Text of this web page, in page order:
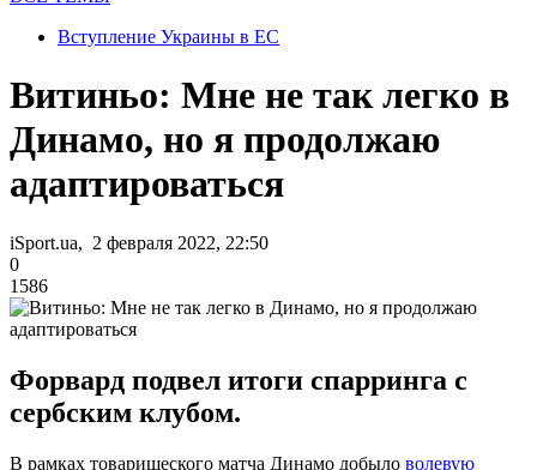
Вступление Украины в ЕС
Витиньо: Мне не так легко в
Динамо, но я продолжаю
адаптироваться
iSport.ua, 2 февраля 2022, 22:50
0
1586
Форвард подвел итоги спарринга с
сербским клубом.
В рамках товарищеского матча Динамо добыло волевую